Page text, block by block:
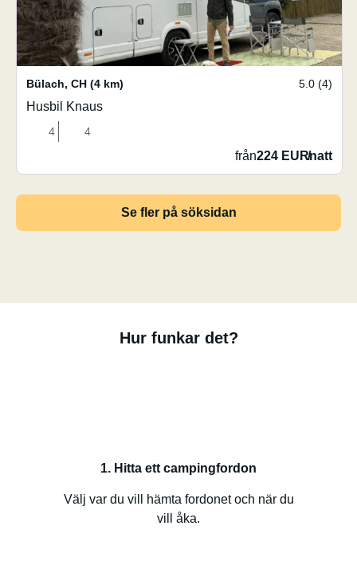
Bülach, CH (4 km) 5.0 (4)
Husbil Knaus
4 4
från224 EUR/natt
Se fler på söksidan
Hur funkar det?
1. Hitta ett campingfordon
Välj var du vill hämta fordonet och när du
vill åka.